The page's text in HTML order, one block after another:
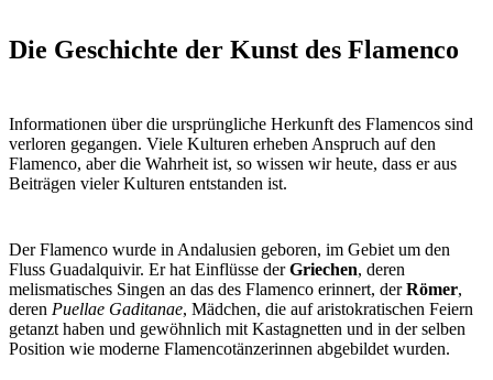
Die Geschichte der Kunst des Flamenco
Informationen über die ursprüngliche Herkunft des Flamencos sind
verloren gegangen. Viele Kulturen erheben Anspruch auf den
Flamenco, aber die Wahrheit ist, so wissen wir heute, dass er aus
Beiträgen vieler Kulturen entstanden ist.
Der Flamenco wurde in Andalusien geboren, im Gebiet um den
Fluss Guadalquivir. Er hat Einflüsse derGriechen, deren
melismatisches Singen an das des Flamenco erinnert, derRömer,
deren Puellae Gaditanae, Mädchen, die auf aristokratischen Feiern
getanzt haben und gewöhnlich mit Kastagnetten und in der selben
Position wie moderne Flamencotänzerinnen abgebildet wurden.